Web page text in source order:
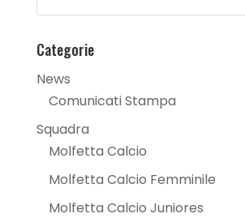
Categorie
News
Comunicati Stampa
Squadra
Molfetta Calcio
Molfetta Calcio Femminile
Molfetta Calcio Juniores